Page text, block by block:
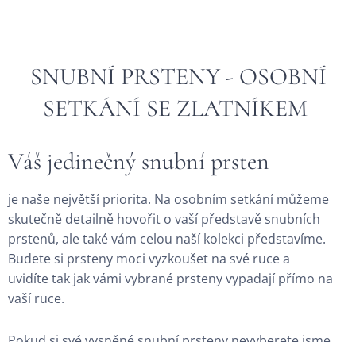
SNUBNÍ PRSTENY - OSOBNÍ
SETKÁNÍ SE ZLATNÍKEM
Váš jedinečný snubní prsten
je naše největší priorita. Na osobním setkání můžeme
skutečně detailně hovořit o vaší představě snubních
prstenů, ale také vám celou naší kolekci představíme.
Budete si prsteny moci vyzkoušet na své ruce a
uvidíte tak jak vámi vybrané prsteny vypadají přímo na
vaší ruce.